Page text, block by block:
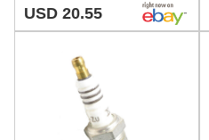
USD 20.55